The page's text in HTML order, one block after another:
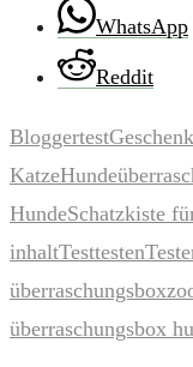
WhatsApp
Reddit
Bloggertest
Katze
HundeSchatzkiste
inhaltTesttesten
überraschungsbox
überraschungsbox